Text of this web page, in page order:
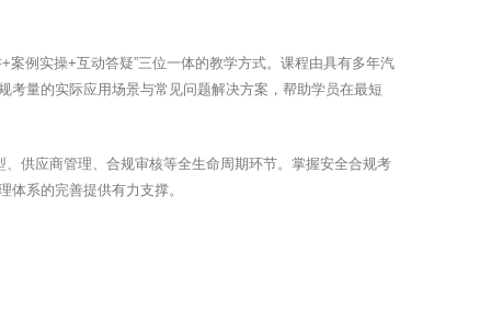
例实操+互动答疑”三位一体的教学方式。课程由具有多年汽
量的实际应用场景与常见问题解决方案，帮助学员在最短
供应商管理、合规审核等全生命周期环节。掌握安全合规考
系的完善提供有力支撑。